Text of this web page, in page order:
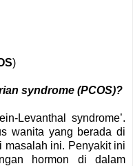
)
syndrome (PCOS)?
Levanthal syndrome’.
wanita yang berada di
masalah ini. Penyakit ini
hormon di dalam